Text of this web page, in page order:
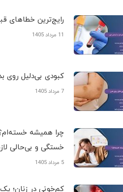
رایج‌ترین خطاهای
11 مرداد 1405
کبودی‌ بی‌دلیل روی
7 مرداد 1405
چرا همیشه
خستگی و بی‌حالی
5 مرداد 1405
کم‌خونی در زنان؛